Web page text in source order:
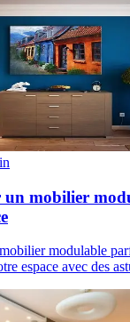
un mobilier
modulable
espace avec des